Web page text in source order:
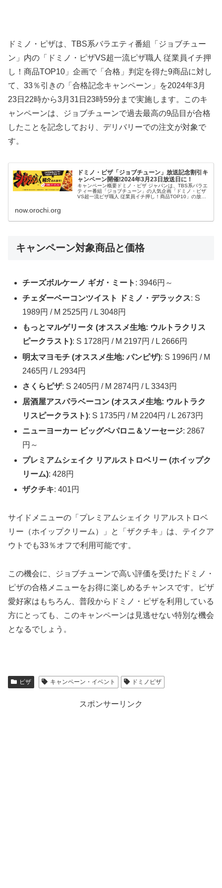
ドミノ・ピザは、TBS系バラエティ番組「ジョブチュー
ン」内の「ドミノ・ピザVS超一流ピザ職人 従業員イチ押
し！商品TOP10」企画で「合格」判定を得た9商品に対し
て、33％引きの「合格記念キャンペーン」を2024年3月
23日22時から3月31日23時59分まで実施します。このキ
ャンペーンは、ジョブチューンで過去最高の9品目が合格
したことを記念しており、デリバリーでの注文が対象で
す。
ドミノ・ピザ「ジョブチューン」放送記念割引キ
ャンペーン開催!2024年3月23日放送日に！
キャンペーン概要ドミノ・ピザ ジャパンは、TBS系バラエ
ティー番組「ジョブチューン」の人気企画「ドミノ・ピザ
VS超一流ピザ職人 従業員イチ押し！商品TOP10」の放送
now.orochi.org
キャンペーン対象商品と価格
チーズボルケーノ ギガ・ミート : 3946円～
チェダーベーコンツイスト ドミノ・デラックス: S
1989円 / M 2525円 / L 3048円
もっとマルゲリータ (オススメ生地: ウルトラクリス
ピークラスト): S 1728円 / M 2197円 / L 2666円
明太マヨモチ (オススメ生地: パンピザ): S 1996円 / M
2465円 / L 2934円
さくらピザ: S 2405円 / M 2874円 / L 3343円
居酒屋アスパラベーコン (オススメ生地: ウルトラク
リスピークラスト): S 1735円 / M 2204円 / L 2673円
ニューヨーカー ビッグペパロニ＆ソーセージ: 2867
円～
プレミアムシェイク リアルストロベリー (ホイップク
リーム): 428円
ザクチキ: 401円
サイドメニューの「プレミアムシェイク リアルストロベ
リー（ホイップクリーム）」と「ザクチキ」は、テイクア
ウトでも33％オフで利用可能です。
この機会に、ジョブチューンで高い評価を受けたドミノ・
ピザの合格メニューをお得に楽しめるチャンスです。ピザ
愛好家はもちろん、普段からドミノ・ピザを利用している
方にとっても、このキャンペーンは見逃せない特別な機会
となるでしょう。
ピザ キャンペーン・イベント ドミノピザ
スポンサーリンク